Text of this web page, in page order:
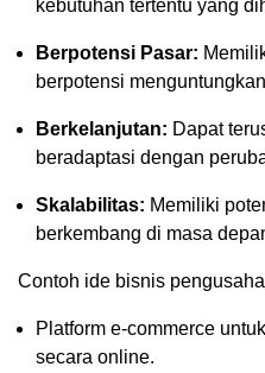
kebutuhan tertentu yang
Berpotensi Pasar:
berpotensi
Berkelanjutan: Dapat
beradaptasi dengan
Skalabilitas: Memiliki
berkembang di masa
Contoh ide bisnis
Platform e-commerce
secara online.